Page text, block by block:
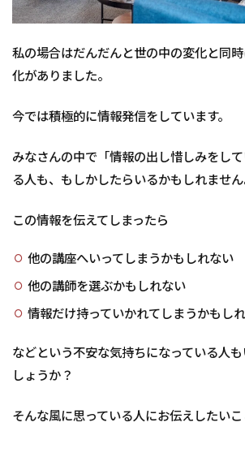
って
も
う
と
ら
る
4
と
私の場合はだんだんと世の中の変化と同
化がありました。
今では積極的に情報発信をしています。
みなさんの中で「情報の出し惜しみをし
る人も、もしかしたらいるかもしれません
この情報を伝えてしまったら
他の講座へいってしまうかもしれない
他の講師を選ぶかもしれない
情報だけ持っていかれてしまうかもし
などという不安な気持ちになっている人
しょうか？
そんな風に思っている人にお伝えしたいこ